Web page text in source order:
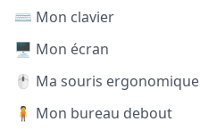
⌨️ Mon clavier
🖥️ Mon écran
🖱️ Ma souris ergonomique
🧍 Mon bureau debout